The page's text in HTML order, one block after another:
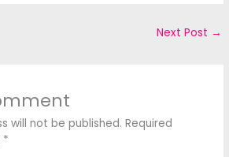
Next Post →
will not be published. Required
*